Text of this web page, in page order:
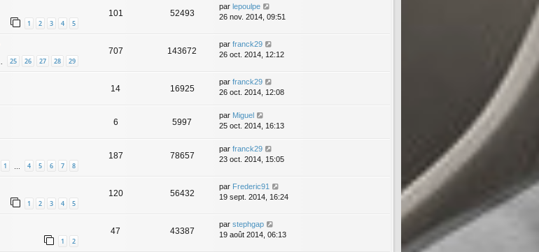
1 2 3 4 5
101 52493
par lepoulpe
26 nov. 2014, 09:51
25 26 27 28 29
707 143672
par franck29
26 oct. 2014, 12:12
14 16925
par franck29
26 oct. 2014, 12:08
6 5997
par Miguel
25 oct. 2014, 16:13
1 4 5 6 7 8
187 78657
par franck29
23 oct. 2014, 15:05
1 2 3 4 5
120 56432
par Frederic91
19 sept. 2014, 16:24
1 2
47 43387
par stephgap
19 août 2014, 06:13